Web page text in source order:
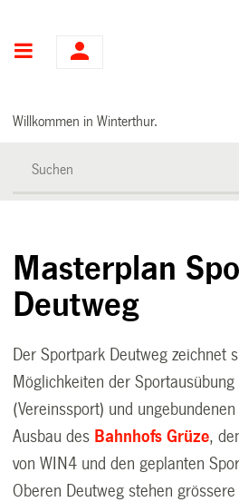
Hauptnavigation
Willkommen in Winterthur.
Masterplan
Deutweg
Der Sportpark Deutweg zeichnet
Möglichkeiten der
(Vereinssport) und
Ausbau des Bahnhofs Grüze,
von WIN4 und den geplanten
Oberen Deutweg stehen